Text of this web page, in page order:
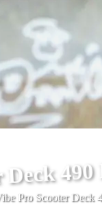
Pro Scooter Deck